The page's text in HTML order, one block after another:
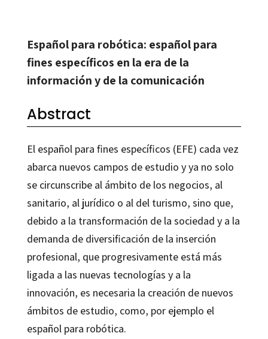
Español para robótica: español para
fines específicos en la era de la
información y de la comunicación
Abstract
El español para fines específicos (EFE) cada vez
abarca nuevos campos de estudio y ya no solo
se circunscribe al ámbito de los negocios, al
sanitario, al jurídico o al del turismo, sino que,
debido a la transformación de la sociedad y a la
demanda de diversificación de la inserción
profesional, que progresivamente está más
ligada a las nuevas tecnologías y a la
innovación, es necesaria la creación de nuevos
ámbitos de estudio, como, por ejemplo el
español para robótica.